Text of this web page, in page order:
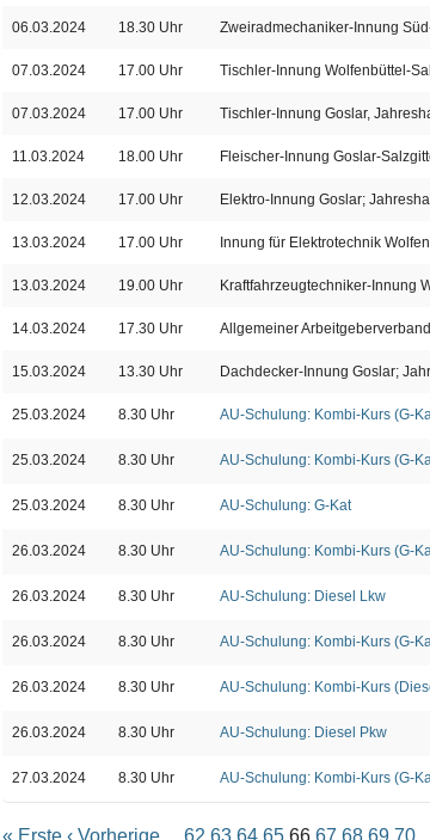
06.03.2024 18.30 Uhr Zweiradmechaniker-Innung
07.03.2024 17.00 Uhr Tischler-Innung Wolfenbüttel-
07.03.2024 17.00 Uhr Tischler-Innung Goslar,
11.03.2024 18.00 Uhr Fleischer-Innung Goslar-
12.03.2024 17.00 Uhr Elektro-Innung Goslar;
13.03.2024 17.00 Uhr Innung für Elektrotechnik
13.03.2024 19.00 Uhr Kraftfahrzeugtechniker-Innung
14.03.2024 17.30 Uhr Allgemeiner
15.03.2024 13.30 Uhr Dachdecker-Innung Goslar;
25.03.2024 8.30 Uhr AU-Schulung: Kombi-Kurs (G-
25.03.2024 8.30 Uhr AU-Schulung: Kombi-Kurs (G-
25.03.2024 8.30 Uhr AU-Schulung: G-Kat
26.03.2024 8.30 Uhr AU-Schulung: Kombi-Kurs (G-
26.03.2024 8.30 Uhr AU-Schulung: Diesel Lkw
26.03.2024 8.30 Uhr AU-Schulung: Kombi-Kurs (G-
26.03.2024 8.30 Uhr AU-Schulung: Kombi-Kurs
26.03.2024 8.30 Uhr AU-Schulung: Diesel Pkw
27.03.2024 8.30 Uhr AU-Schulung: Kombi-Kurs (G-